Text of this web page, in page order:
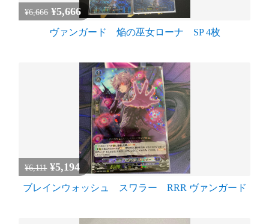
¥6,666 ¥5,666
ヴァンガード 焔の巫女ローナ SP 4枚
¥6,111 ¥5,194
ブレインウォッシュ スワラー RRR ヴァンガード